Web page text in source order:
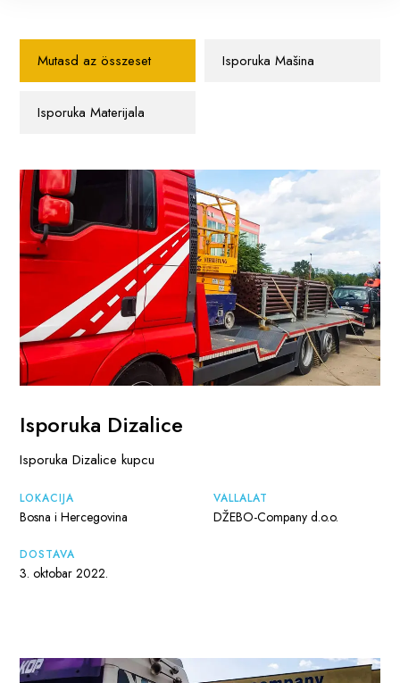
Mutasd az összeset Isporuka Mašina
Isporuka Materijala
Isporuka Dizalice
Isporuka Dizalice kupcu
LOKACIJA
Bosna i Hercegovina
VÁLLALAT
DŽEBO-Company d.o.o.
DOSTAVA
3. oktobar 2022.